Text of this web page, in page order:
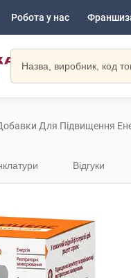
Робота у нас
Для Підвищення
Відгуки